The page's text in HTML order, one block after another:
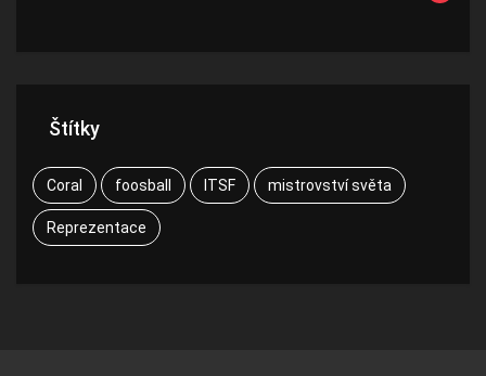
Štítky
Coral foosball ITSF mistrovství světa
Reprezentace